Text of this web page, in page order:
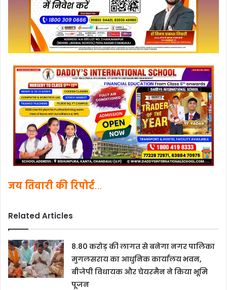
जय तिवारी की रिपोर्ट…
Related Articles
8.80 करोड़ की लागत से बनेगा नगर पालिका
मुगलसराय का आधुनिक कार्यालय भवन,
बीजेपी विधायक और चेयरमैन ने किया भूमि
पूजन